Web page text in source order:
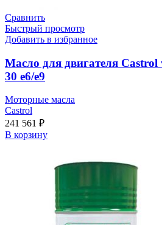
Сравнить
Быстрый просмотр
Добавить в избранное
Масло для двигателя Castrol
30 e6/e9
Моторные масла
Castrol
241 561 ₽
В корзину